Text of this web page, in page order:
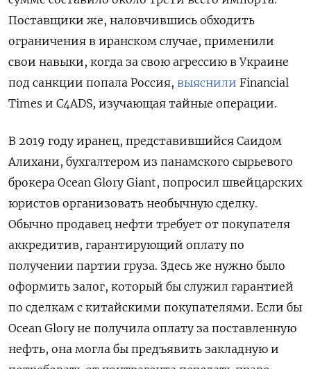
Поставщики же, наловчившись обходить
ограничения в иранском случае, применили
свои навыки, когда за свою агрессию в Украине
под санкции попала Россия, выяснили Financial
Times и C4ADS, изучающая тайные операции.
В 2019 году иранец, представившийся Саидом
Алихани, бухгалтером из панамского сырьевого
брокера Ocean Glory Giant, попросил швейцарских
юристов организовать необычную сделку.
Обычно продавец нефти требует от покупателя
аккредитив, гарантирующий оплату по
получении партии груза. Здесь же нужно было
оформить залог, который бы служил гарантией
по сделкам с китайскими покупателями. Если бы
Ocean Glory не получила оплату за поставленную
нефть, она могла бы предъявить закладную и